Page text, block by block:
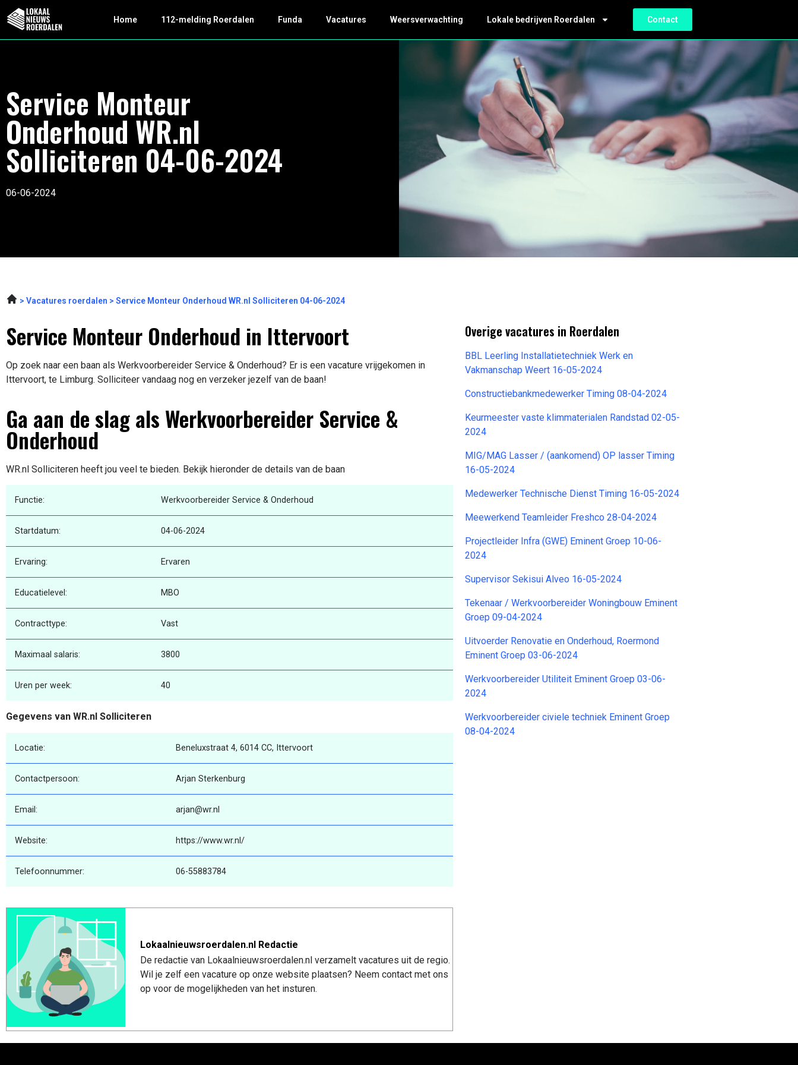
Home 112-melding Roerdalen Funda Vacatures Weersverwachting Lokale bedrijven Roerdalen Contact
Service Monteur
Onderhoud WR.nl
Solliciteren 04-06-2024
06-06-2024
Vacatures roerdalen Service Monteur Onderhoud WR.nl Solliciteren 04-06-2024
Service Monteur Onderhoud in Ittervoort
Op zoek naar een baan als Werkvoorbereider Service & Onderhoud? Er is een vacature vrijgekomen in
Ittervoort, te Limburg. Solliciteer vandaag nog en verzeker jezelf van de baan!
Ga aan de slag als Werkvoorbereider Service &
Onderhoud
WR.nl Solliciteren heeft jou veel te bieden. Bekijk hieronder de details van de baan
Functie: Werkvoorbereider Service & Onderhoud
Startdatum: 04-06-2024
Ervaring: Ervaren
Educatielevel: MBO
Contracttype: Vast
Maximaal salaris: 3800
Uren per week: 40
Gegevens van WR.nl Solliciteren
Locatie: Beneluxstraat 4, 6014 CC, Ittervoort
Contactpersoon: Arjan Sterkenburg
Email: arjan@wr.nl
Website: https://www.wr.nl/
Telefoonnummer: 06-55883784
Lokaalnieuwsroerdalen.nl Redactie
De redactie van Lokaalnieuwsroerdalen.nl verzamelt vacatures uit de regio.
Wil je zelf een vacature op onze website plaatsen? Neem contact met ons
op voor de mogelijkheden van het insturen.
Overige vacatures in Roerdalen
BBL Leerling Installatietechniek Werk en
Vakmanschap Weert 16-05-2024
Constructiebankmedewerker Timing 08-04-2024
Keurmeester vaste klimmaterialen Randstad 02-05-
2024
MIG/MAG Lasser / (aankomend) OP lasser Timing
16-05-2024
Medewerker Technische Dienst Timing 16-05-2024
Meewerkend Teamleider Freshco 28-04-2024
Projectleider Infra (GWE) Eminent Groep 10-06-
2024
Supervisor Sekisui Alveo 16-05-2024
Tekenaar / Werkvoorbereider Woningbouw Eminent
Groep 09-04-2024
Uitvoerder Renovatie en Onderhoud, Roermond
Eminent Groep 03-06-2024
Werkvoorbereider Utiliteit Eminent Groep 03-06-
2024
Werkvoorbereider civiele techniek Eminent Groep
08-04-2024